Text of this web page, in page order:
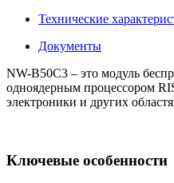
Технические
Документы
NW-B50C3 – это модуль
одноядерным процессором
электроники и других
Ключевые особенности